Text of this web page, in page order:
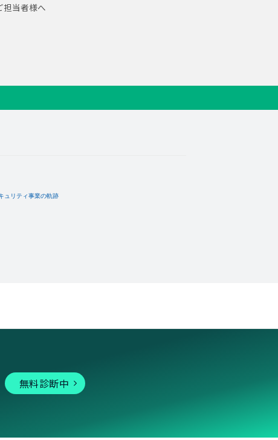
担当者様へ
無料診断中